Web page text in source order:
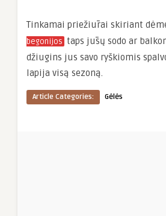
Tinkamai priežiūrai skiriant
begonijos taps jūsų sodo ar
džiugins jus savo ryškiomis
lapija visą sezoną.
Article Categories: Gėlės